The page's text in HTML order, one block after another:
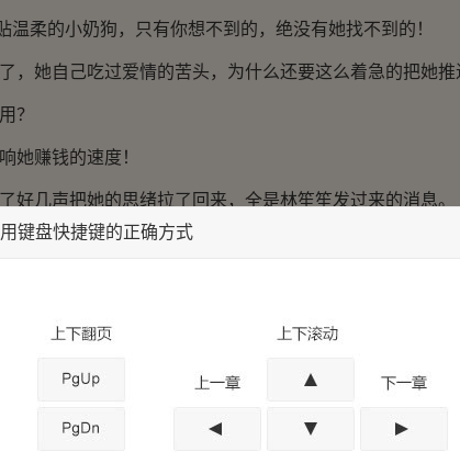
温柔的小奶狗，只有你想不到的，绝没有她找不到的！
她自己吃过爱情的苦头，为什么还要这么着急的把她推
？
赚钱的速度！
几声把她的思绪拉了回来，全是林笙笙发过来的消息。
明一段话一次能发完，非要分成好几句，还要穿插好几
目的事情~]
你处理的。]
好！]
键盘快捷键的正确方式